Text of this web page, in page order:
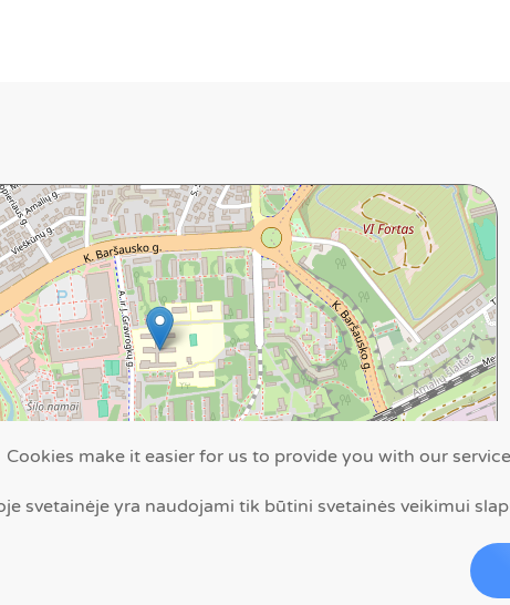
Leaflet| ©OpenStreetMap
Cookies make it easier for us to provide you with our
svetainėje yra naudojami tik būtini svetainės veikimui